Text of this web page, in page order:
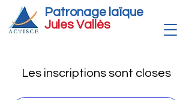
Patronage laïque
Jules Vallès
Les inscriptions sont closes